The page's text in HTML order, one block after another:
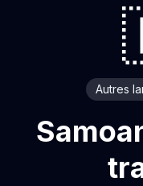
Autres